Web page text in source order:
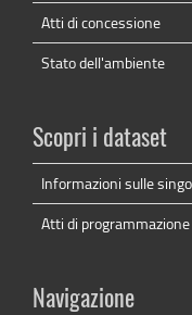
Atti di concessione
Stato dell'ambiente
Scopri i dataset
Informazioni sulle
Atti di
Navigazione